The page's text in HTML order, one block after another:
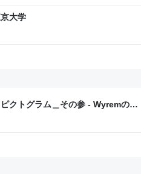
大学
クトグラム＿その参 - Wyremのイ